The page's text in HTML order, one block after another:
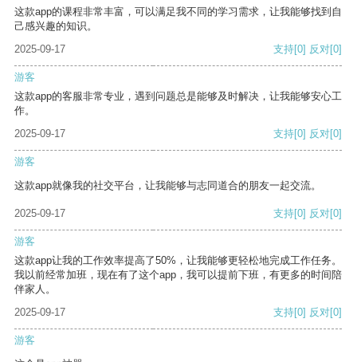
这款app的课程非常丰富，可以满足我不同的学习需求，让我能够找到自
己感兴趣的知识。
2025-09-17
支持[0] 反对[0]
游客
这款app的客服非常专业，遇到问题总是能够及时解决，让我能够安心工
作。
2025-09-17
支持[0] 反对[0]
游客
这款app就像我的社交平台，让我能够与志同道合的朋友一起交流。
2025-09-17 支持[0] 反对[0]
游客
这款app让我的工作效率提高了50%，让我能够更轻松地完成工作任务。
我以前经常加班，现在有了这个app，我可以提前下班，有更多的时间陪
伴家人。
2025-09-17
支持[0] 反对[0]
游客